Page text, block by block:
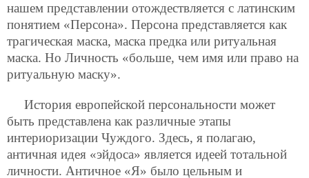
нашем представлении отождествляется с латинским
понятием «Персона». Персона представляется как
трагическая маска, маска предка или ритуальная
маска. Но Личность «больше, чем имя или право на
ритуальную маску».
История европейской персональности может
быть представлена как различные этапы
интериоризации Чуждого. Здесь, я полагаю,
античная идея «эйдоса» является идеей тотальной
личности. Античное «Я» было цельным и